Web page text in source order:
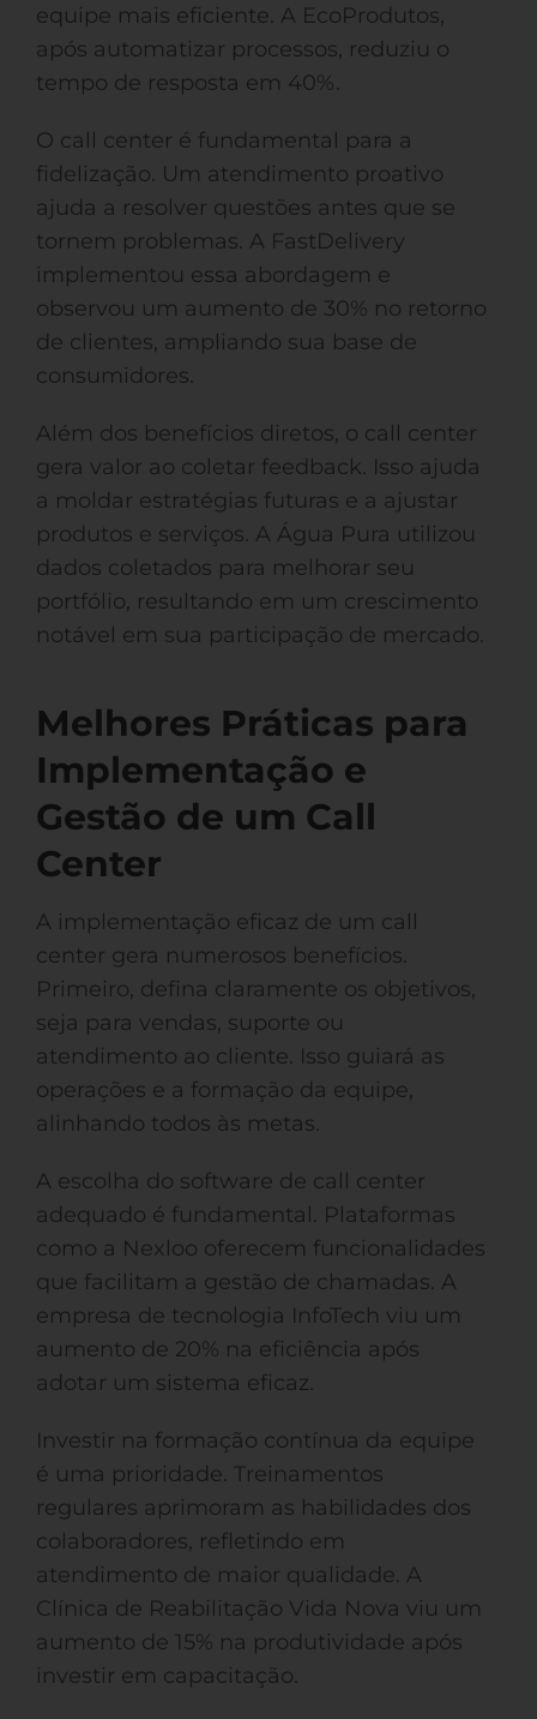
equipe mais eficiente. A EcoProdutos,
após automatizar processos, reduziu o
tempo de resposta em 40%.
O call center é fundamental para a
fidelização. Um atendimento proativo
ajuda a resolver questões antes que se
tornem problemas. A FastDelivery
implementou essa abordagem e
observou um aumento de 30% no retorno
de clientes, ampliando sua base de
consumidores.
Além dos benefícios diretos, o call center
gera valor ao coletar feedback. Isso ajuda
a moldar estratégias futuras e a ajustar
produtos e serviços. A Água Pura utilizou
dados coletados para melhorar seu
portfólio, resultando em um crescimento
notável em sua participação de mercado.
Melhores Práticas para
Implementação e
Gestão de um Call
Center
A implementação eficaz de um call
center gera numerosos benefícios.
Primeiro, defina claramente os objetivos,
seja para vendas, suporte ou
atendimento ao cliente. Isso guiará as
operações e a formação da equipe,
alinhando todos às metas.
A escolha do software de call center
adequado é fundamental. Plataformas
como a Nexloo oferecem funcionalidades
que facilitam a gestão de chamadas. A
empresa de tecnologia InfoTech viu um
aumento de 20% na eficiência após
adotar um sistema eficaz.
Investir na formação contínua da equipe
é uma prioridade. Treinamentos
regulares aprimoram as habilidades dos
colaboradores, refletindo em
atendimento de maior qualidade. A
Clínica de Reabilitação Vida Nova viu um
aumento de 15% na produtividade após
investir em capacitação.